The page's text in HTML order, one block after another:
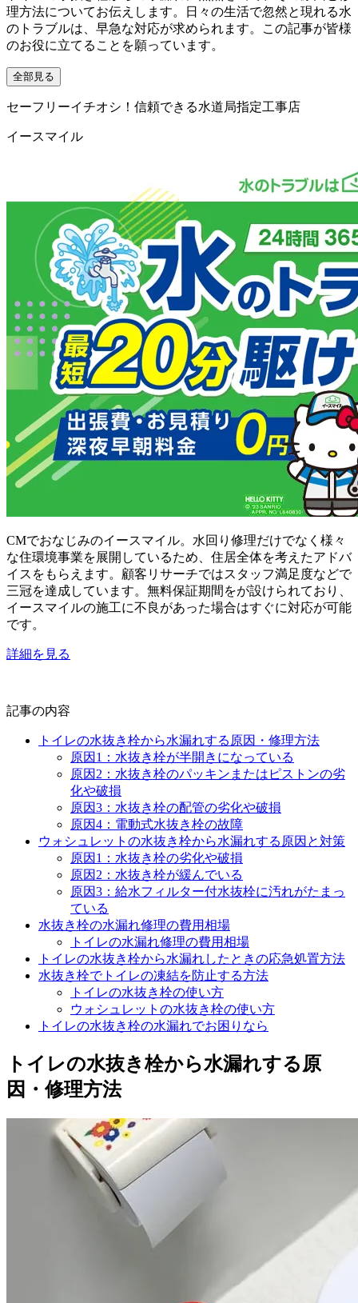
理方法についてお伝えします。日々の生活で忽然と現れる水
のトラブルは、早急な対応が求められます。この記事が皆様
のお役に立てることを願っています。
全部見る
セーフリーイチオシ！信頼できる水道局指定工事店
イースマイル
CMでおなじみのイースマイル。水回り修理だけでなく様々
な住環境事業を展開しているため、住居全体を考えたアドバ
イスをもらえます。顧客リサーチではスタッフ満足度などで
三冠を達成しています。無料保証期間をが設けられており、
イースマイルの施工に不良があった場合はすぐに対応が可能
です。
詳細を見る
記事の内容
トイレの水抜き栓から水漏れする原因・修理方法
原因1：水抜き栓が半開きになっている
原因2：水抜き栓のパッキンまたはピストンの劣
化や破損
原因3：水抜き栓の配管の劣化や破損
原因4：電動式水抜き栓の故障
ウォシュレットの水抜き栓から水漏れする原因と対策
原因1：水抜き栓の劣化や破損
原因2：水抜き栓が緩んでいる
原因3：給水フィルター付水抜栓に汚れがたまっ
ている
水抜き栓の水漏れ修理の費用相場
トイレの水漏れ修理の費用相場
トイレの水抜き栓から水漏れしたときの応急処置方法
水抜き栓でトイレの凍結を防止する方法
トイレの水抜き栓の使い方
ウォシュレットの水抜き栓の使い方
トイレの水抜き栓の水漏れでお困りなら
トイレの水抜き栓から水漏れする原
因・修理方法